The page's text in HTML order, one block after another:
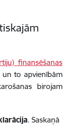
finansēšanas
un to apvienībām
birojam
. Saskaņā